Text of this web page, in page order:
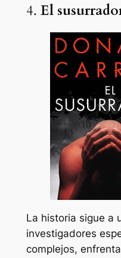
4.El
La historia sigue a
investigadores
complejos,